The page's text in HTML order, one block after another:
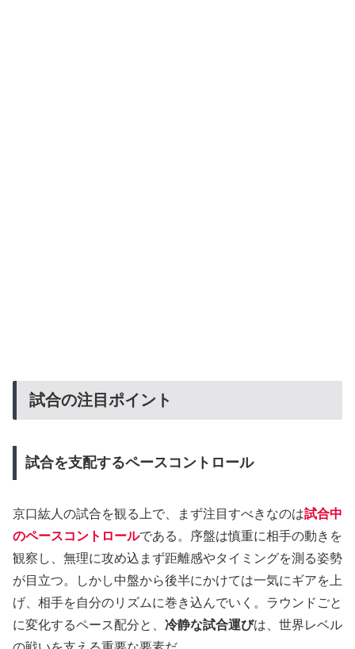
試合の注目ポイント
試合を支配するペースコントロール
京口紘人の試合を観る上で、まず注目すべきなのは試合中
のペースコントロールである。序盤は慎重に相手の動きを
観察し、無理に攻め込まず距離感やタイミングを測る姿勢
が目立つ。しかし中盤から後半にかけては一気にギアを上
げ、相手を自分のリズムに巻き込んでいく。ラウンドごと
に変化するペース配分と、 冷静な試合運びは、世界レベル